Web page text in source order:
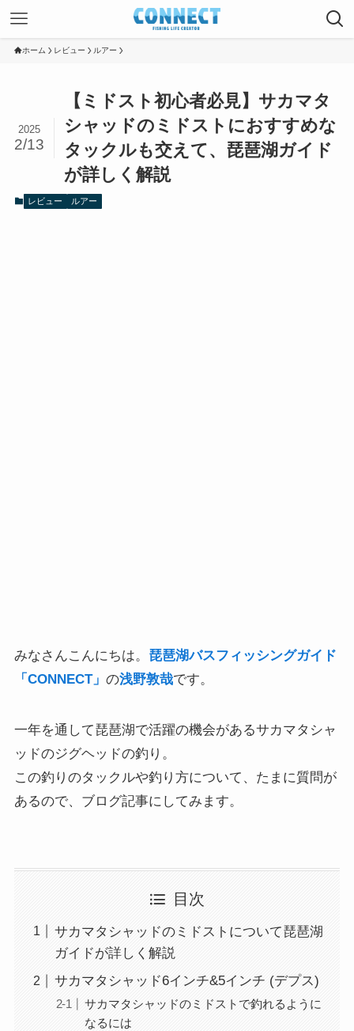
ホーム レビュー ルアー
【ミドスト初心者必見】サカマタ
シャッドのミドストにおすすめな
タックルも交えて、琵琶湖ガイド
が詳しく解説
2025
2/13
レビュー ルアー
みなさんこんにちは。 琵琶湖バスフィッシングガイド
「CONNECT」 の浅野敦哉です。
一年を通して琵琶湖で活躍の機会があるサカマタシャ
ッドのジグヘッドの釣り。
この釣りのタックルや釣り方について、たまに質問が
あるので、ブログ記事にしてみます。
目次
サカマタシャッドのミドストについて琵琶湖
ガイドが詳しく解説
サカマタシャッド6インチ&5インチ (デプス)
サカマタシャッドのミドストで釣れるように
なるには